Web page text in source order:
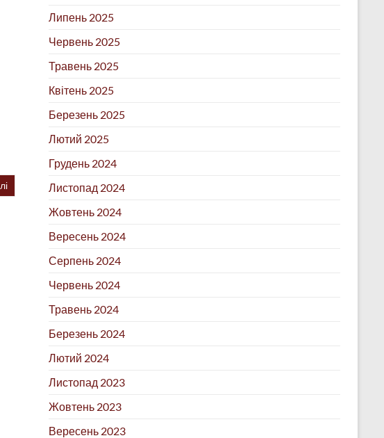
Липень 2025
Червень 2025
Травень 2025
Квітень 2025
Березень 2025
Лютий 2025
Грудень 2024
Листопад 2024
Жовтень 2024
Вересень 2024
Серпень 2024
Червень 2024
Травень 2024
Березень 2024
Лютий 2024
Листопад 2023
Жовтень 2023
Вересень 2023